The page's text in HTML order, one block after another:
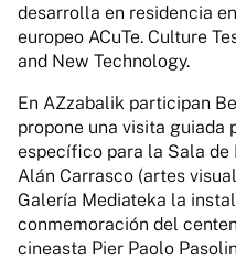
desarrolla en residencia
europeo ACuTe. Culture
and New Technology.
En AZzabalik participan
propone una visita guiada
específico para la Sala de
Alán Carrasco (artes
Galería Mediateka la
conmemoración del
cineasta Pier Paolo